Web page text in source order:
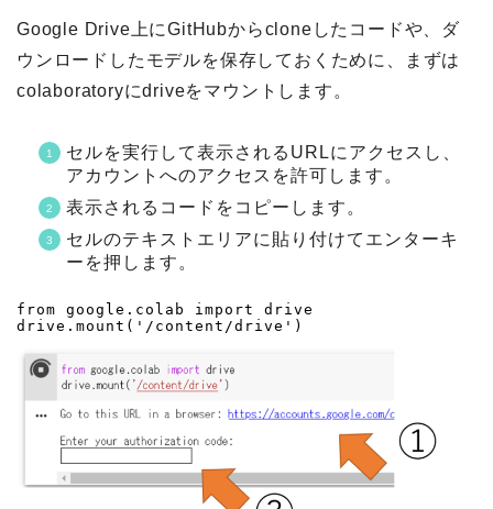
Google Drive上にGitHubからcloneしたコードや、ダ
ウンロードしたモデルを保存しておくために、まずは
colaboratoryにdriveをマウントします。
セルを実行して表示されるURLにアクセスし、
アカウントへのアクセスを許可します。
表示されるコードをコピーします。
セルのテキストエリアに貼り付けてエンターキ
ーを押します。
from google.colab import drive
drive.mount('/content/drive')